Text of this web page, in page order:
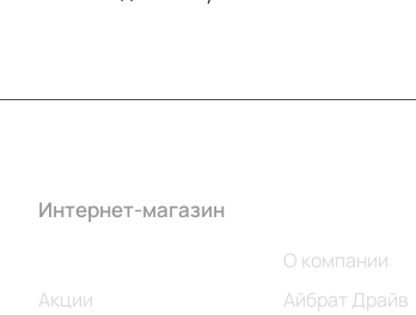
Интернет-магазин
Акции
О компании
Айбрат Драйв